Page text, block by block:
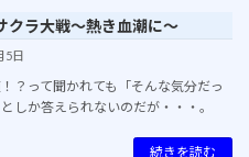
クラ大戦～熱き血潮に～
5日
？って聞かれても「そんな気分だっ
しか答えられないのだが・・・。
続きを読む